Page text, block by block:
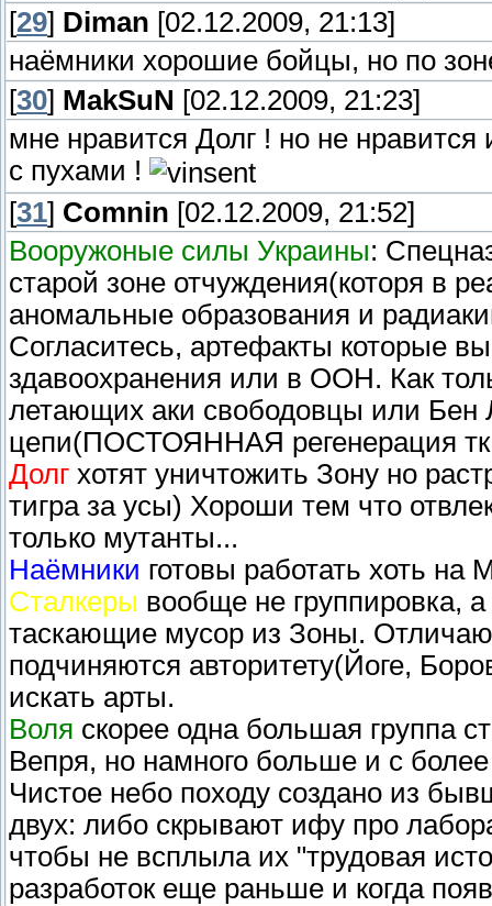
[29] Diman [02.12.2009, 21:13]
наёмники хорошие бойцы, но по
[30] MakSuN [02.12.2009, 21:23]
мне нравится Долг ! но не нравится
с пухами !
[31] Comnin [02.12.2009, 21:52]
Вооружоные силы Украины:
старой зоне отчуждения(которя в
аномальные образования и
Согласитесь, артефакты которые
здавоохранения или в ООН. Как
летающих аки свободовцы или Бен
цепи(ПОСТОЯННАЯ регенерация
Долг хотят уничтожить Зону но
тигра за усы) Хороши тем что
только мутанты...
Наёмники готовы работать хоть
Сталкеры вообще не группировка,
таскающие мусор из Зоны.
подчиняются авторитету(Йоге,
искать арты.
Воля скорее одна большая группа
Вепря, но намного больше и с
Чистое небо походу создано из
двух: либо скрывают ифу про
чтобы не всплыла их "трудовая
разработок еще раньше и когда